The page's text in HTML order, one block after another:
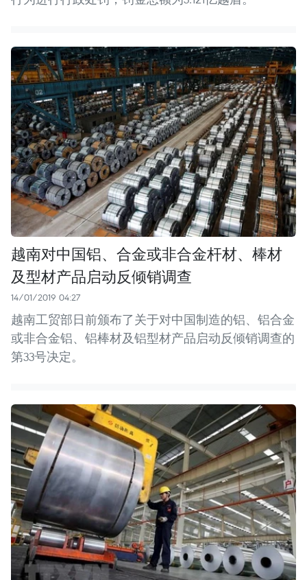
越南对中国铝、合金或非合金杆材、棒材
及型材产品启动反倾销调查
14/01/2019 04:27
越南工贸部日前颁布了关于对中国制造的铝、铝合金
或非合金铝、铝棒材及铝型材产品启动反倾销调查的
第33号决定。